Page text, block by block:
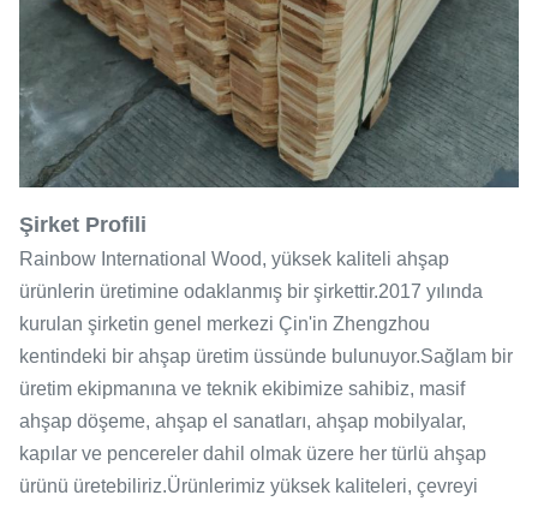
Şirket Profili
Rainbow International Wood, yüksek kaliteli ahşap
ürünlerin üretimine odaklanmış bir şirkettir.2017 yılında
kurulan şirketin genel merkezi Çin'in Zhengzhou
kentindeki bir ahşap üretim üssünde bulunuyor.Sağlam bir
üretim ekipmanına ve teknik ekibimize sahibiz, masif
ahşap döşeme, ahşap el sanatları, ahşap mobilyalar,
kapılar ve pencereler dahil olmak üzere her türlü ahşap
ürünü üretebiliriz.Ürünlerimiz yüksek kaliteleri, çevreyi